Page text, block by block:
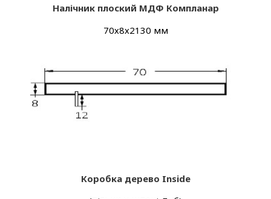
Налічник плоский МДФ Компланар
70х8х2130 мм
Коробка дерево Inside